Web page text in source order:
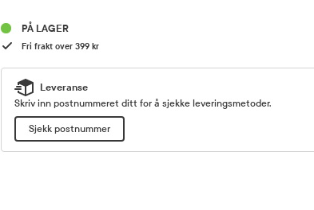
PÅ LAGER
Fri frakt over 399 kr
Leveranse
Skriv inn postnummeret ditt for å sjekke leveringsmetoder.
Sjekk postnummer